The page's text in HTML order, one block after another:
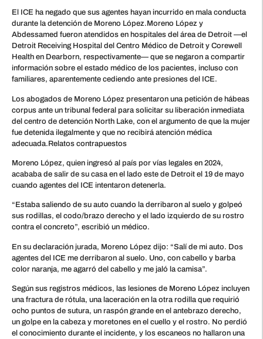
El ICE ha negado que sus agentes hayan incurrido en mala conducta
durante la detención de Moreno López.Moreno López y
Abdessamed fueron atendidos en hospitales del área de Detroit —el
Detroit Receiving Hospital del Centro Médico de Detroit y Corewell
Health en Dearborn, respectivamente— que se negaron a compartir
información sobre el estado médico de los pacientes, incluso con
familiares, aparentemente cediendo ante presiones del ICE.
Los abogados de Moreno López presentaron una petición de hábeas
corpus ante un tribunal federal para solicitar su liberación inmediata
del centro de detención North Lake, con el argumento de que la mujer
fue detenida ilegalmente y que no recibirá atención médica
adecuada.Relatos contrapuestos
Moreno López, quien ingresó al país por vías legales en 2024,
acababa de salir de su casa en el lado este de Detroit el 19 de mayo
cuando agentes del ICE intentaron detenerla.
“Estaba saliendo de su auto cuando la derribaron al suelo y golpeó
sus rodillas, el codo/brazo derecho y el lado izquierdo de su rostro
contra el concreto”, escribió un médico.
En su declaración jurada, Moreno López dijo: “Salí de mi auto. Dos
agentes del ICE me derribaron al suelo. Uno, con cabello y barba
color naranja, me agarró del cabello y me jaló la camisa”.
Según sus registros médicos, las lesiones de Moreno López incluyen
una fractura de rótula, una laceración en la otra rodilla que requirió
ocho puntos de sutura, un raspón grande en el antebrazo derecho,
un golpe en la cabeza y moretones en el cuello y el rostro. No perdió
el conocimiento durante el incidente, y los escaneos no hallaron una